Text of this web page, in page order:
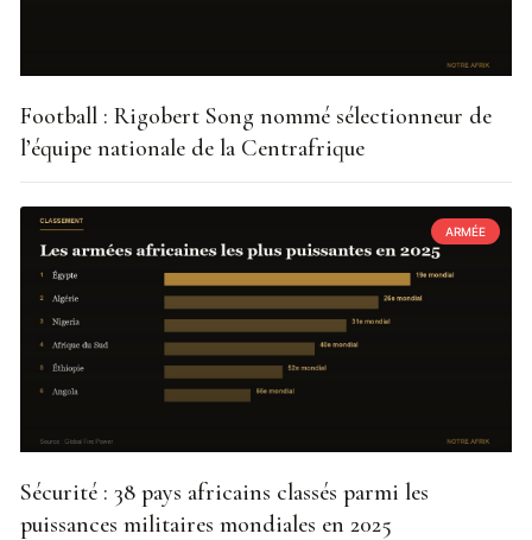
Football : Rigobert Song nommé sélectionneur de
l’équipe nationale de la Centrafrique
ARMÉE
Sécurité : 38 pays africains classés parmi les
puissances militaires mondiales en 2025